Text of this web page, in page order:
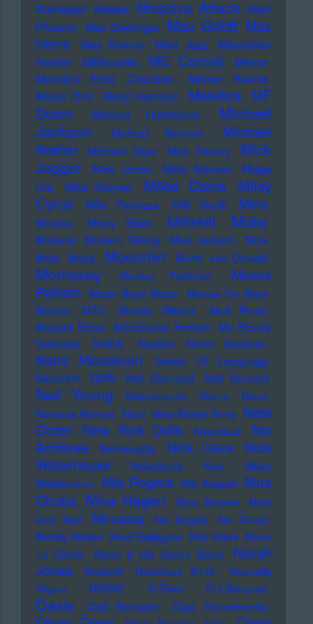
Rainwater Massiv Massive Attack Mavi
Phoenix Max Giesinger Max Goldt Max
Herre
Max Romeo Maxi Jazz
Maximilian
Hecker
MBSounds MC Conrad
Meese
Melody's Echo Chamber
Mense Reents
Mesut Özil
Metal Hammer Metallica MF
Doom
Michael Hutchence
Michael
Jackson
Michael Kemner
Michael
Rother
Michael Stipe Mick Harvey
Mick
Jagger
Mick Jones Micki Meuser
Midge
Ure
Mike Skinner Miles Davis
Miley
Cyrus
Mille Petrozza Milli Vanilli Mine
Ministry Missy Elliott Mittekill Moby
Moderat Modern Talking Moe Jacksch
Mois
Mola
Moog Moonriivr Moritz von Oswald
Morrissey Morton Feldman
Moses
Pelham
Motor Boys Motor
Mouse On Mars
Mozart
MTV Muddy Waters
Muff Potter
Muppet Show
Münchener Freiheit
My Bloody
Valentine
N.W.A. Naddel Nadin Deventer
Nana Mouskouri
Nation Of Language
Nazareth
NDW Neil Diamond Neil Tennant
Neil Young Nekromantix Nemo
Nena
Nervous Norvus Neu! New Model Army New
Order New York Dolls Newcleus
Nia
Archives
Nichtseattle Nick Cave
Nick
Waterhouse
Nickelback Nico
Nikko
Weidemann Nile Rogers Nils Keppel Nina
Chuba Nina Hagen Nina Simone
Nine
Inch Nail
Nirvana No Angels
No Doubt
Noddy Holder Noel Gallagher Noir Désir Nono
La Grinta
Noori & His Dorpa Band
Norah
Jones
Notdurft Notorious B.I.G.
Nouvelle
Vague
NSYNC O-Town O.J.Simpson
Oasis Odd Beholder Olga Reznichenko